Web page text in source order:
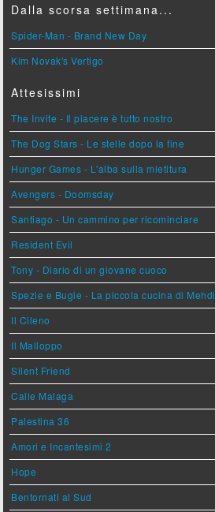
Dalla scorsa settimana...
Spider-Man - Brand New Day
Kim Novak's Vertigo
Attesissimi
The Invite - Il piacere è tutto nostro
The Dog Stars - Le stelle dopo la fine
Hunger Games - L'alba sulla mietitura
Avengers - Doomsday
Santiago - Un cammino per ricominciare
Resident Evil
Tony - Diario di un giovane cuoco
Spezie e Bugie - La piccola cucina di Mehdi
Il Cileno
Il Malloppo
Silent Friend
Calle Malaga
Palestina 36
Amori e Incantesimi 2
Hope
Bentornati al Sud